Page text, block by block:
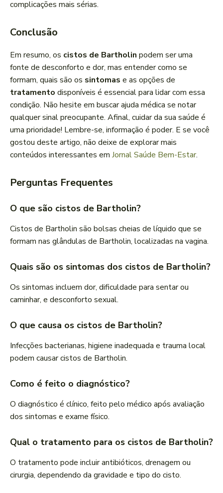
complicações mais sérias.
Conclusão
Em resumo, os cistos de Bartholin podem ser uma
fonte de desconforto e dor, mas entender como se
formam, quais são os sintomas e as opções de
tratamento disponíveis é essencial para lidar com essa
condição. Não hesite em buscar ajuda médica se notar
qualquer sinal preocupante. Afinal, cuidar da sua saúde é
uma prioridade! Lembre-se, informação é poder. E se você
gostou deste artigo, não deixe de explorar mais
conteúdos interessantes em Jornal Saúde Bem-Estar.
Perguntas Frequentes
O que são cistos de Bartholin?
Cistos de Bartholin são bolsas cheias de líquido que se
formam nas glândulas de Bartholin, localizadas na vagina.
Quais são os sintomas dos cistos de Bartholin?
Os sintomas incluem dor, dificuldade para sentar ou
caminhar, e desconforto sexual.
O que causa os cistos de Bartholin?
Infecções bacterianas, higiene inadequada e trauma local
podem causar cistos de Bartholin.
Como é feito o diagnóstico?
O diagnóstico é clínico, feito pelo médico após avaliação
dos sintomas e exame físico.
Qual o tratamento para os cistos de Bartholin?
O tratamento pode incluir antibióticos, drenagem ou
cirurgia, dependendo da gravidade e tipo do cisto.